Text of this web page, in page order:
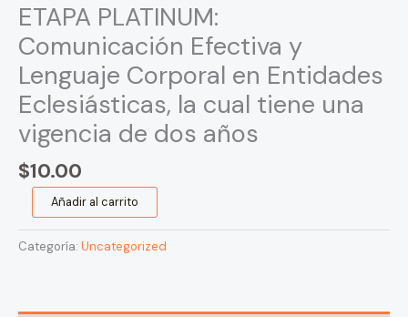
ETAPA PLATINUM:
Comunicación Efectiva y
Lenguaje Corporal en Entidades
Eclesiásticas, la cual tiene una
vigencia de dos años
$10.00
Comunicación
Efectiva
Lenguaje
Corporal
en
Entidades
Eclesiásticas,
cual
tiene
Añadir al carrito
Categoría: Uncategorized